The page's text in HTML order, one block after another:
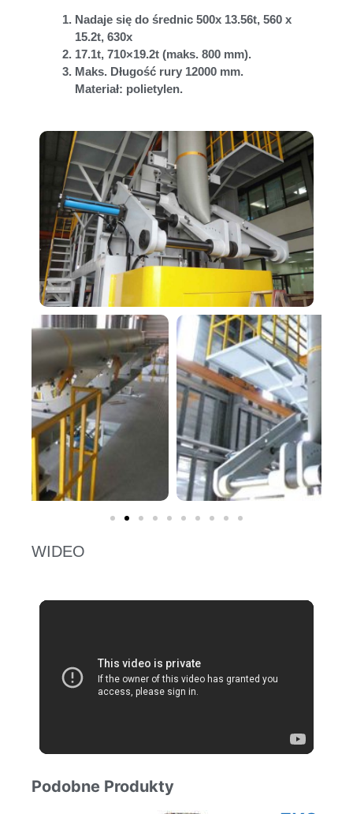
Nadaje się do średnic 500x 13.56t, 560 x
15.2t, 630x
17.1t, 710×19.2t (maks. 800 mm).
Maks. Długość rury 12000 mm.
Materiał: polietylen.
WIDEO
Podobne Produkty